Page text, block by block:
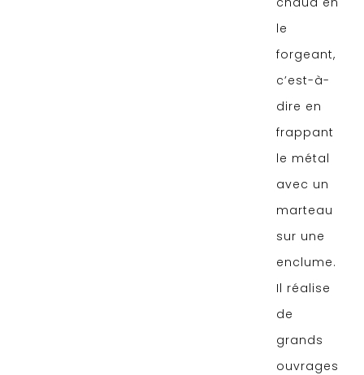
le
forgeant,
c’est-à-
dire en
frappant
le métal
avec un
marteau
sur une
enclume.
Il réalise
de
grands
ouvrages